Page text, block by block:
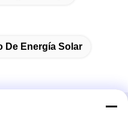
De Energía Solar